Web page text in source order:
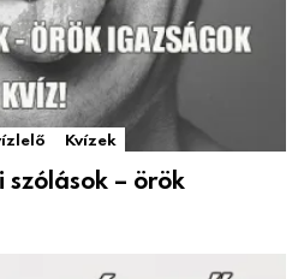
Kvízek
szólások – örök